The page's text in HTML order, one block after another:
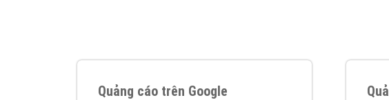
Quảng cáo trên Google